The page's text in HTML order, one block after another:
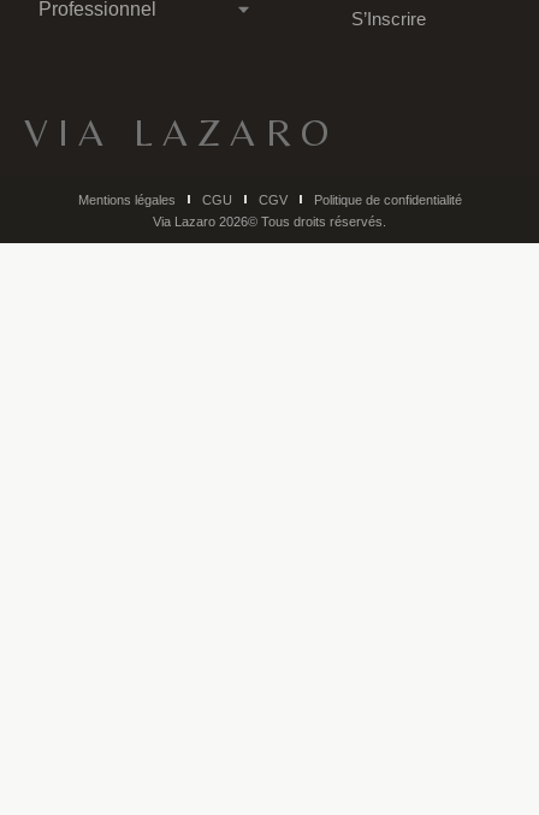
Professionnel S’Inscrire
VIA LAZARO
Mentions légales CGU CGV
Politique de confidentialité
Via Lazaro 2026© Tous droits réservés.